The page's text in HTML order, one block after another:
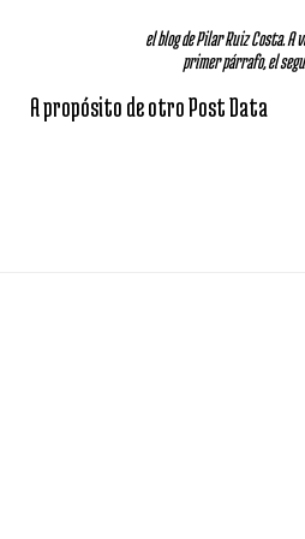
el blog de Pilar Ruiz Costa.
primer párrafo, el
A propósito de otro Post Data